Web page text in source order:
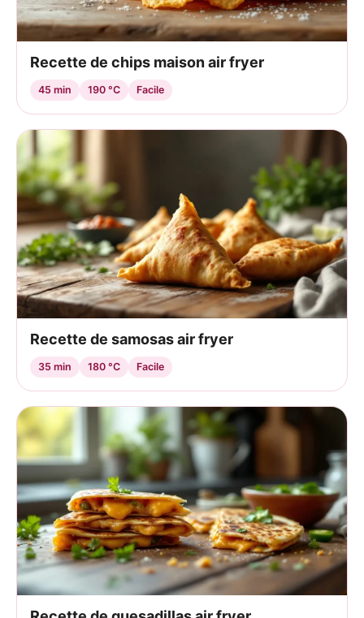
Recette de chips maison air fryer
45 min 190 °C Facile
Recette de samosas air fryer
35 min 180 °C Facile